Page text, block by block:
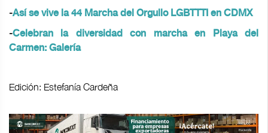
-Así se vive la 44 Marcha del Orgullo LGBTTTI en CDMX
-Celebran la diversidad con marcha en Playa del
Carmen: Galería
Edición: Estefanía Cardeña